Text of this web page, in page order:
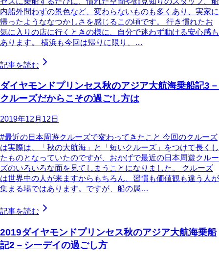
内船外問わずの景色など、変わらないものも多くあり、実家に
帰ったようななつかしさを感じるこの頃です。 行き慣れたお
気に入りの店に行くときの様に、自分で迷わず動ける安心感も
あります。 横浜も今回は帰りに限り、…
記事を読む
ダイヤモンドプリンセス秋のアジア大航海乗船記3－
クルーズだからこその過ごし方は
2019年12月12日
#最近の日本周遊クルーズで変わってきたこと 今回のクルーズ
は実際は、「秋の大航海」と「短いクルーズ」をつけて長くし
たものとなっていたのですが、おかげで最近の日本周遊クルー
ズのいろいろな面を見てしまうことになりました。 クルーズ
は世界中の人が来ますからもちろん、習慣も価値観も違う人が
集まる場ではあります。ですが、船の属…
記事を読む
2019ダイヤモンドプリンセス秋のアジア大航海乗船
記2－シーデイの過ごし方